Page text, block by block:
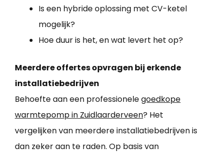
Is een hybride oplossing met CV-ketel
mogelijk?
Hoe duur is het, en wat levert het op?
Meerdere offertes opvragen bij erkende
installatiebedrijven
Behoefte aan een professionelegoedkope
warmtepomp in Zuidlaarderveen? Het
vergelijken van meerdere installatiebedrijven is
dan zeker aan te raden. Op basis van